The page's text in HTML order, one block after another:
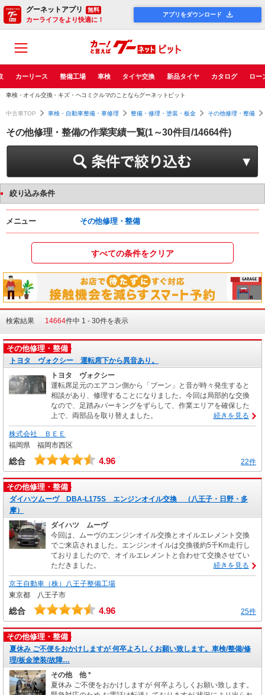
グーネットアプリ 無料
カーライフをより快適に！
アプリをダウンロード
カーリース 整備工場 車検 タイヤ交換 新品タイヤ カタログ ロー
車検・オイル交換・キズ・ヘコミクルマのことならグーネットピット
中古車TOP 車検・自動車整備・車修理 整備・修理・塗装・板金 その他修理・整備
その他修理・整備の作業実績一覧(1～30件目/14664件)
絞り込み条件
メニュー その他修理・整備
検索結果 14664件中 1 - 30件を表示
その他修理・整備
トヨタ ヴォクシー 運転席下から異音あり。
トヨタ ヴォクシー
運転席足元のエアコン側から「ブーン」と音が時々発生すると
相談があり、修理することになりました。今回は局部的な交換
なので、足踏みパーキングをずらして、作業エリアを確保した
上で、両部品を取り替えました。
続きを見る
株式会社 ＢＥＥ
福岡県 福岡市西区
総合 4.96 22件
その他修理・整備
ダイハツムーヴ DBA-L175S エンジンオイル交換 （八王子・日野・多
摩）
ダイハツ ムーヴ
今回は、ムーヴのエンジンオイル交換とオイルエレメント交換
でご来店されました。エンジンオイルは交換後約5千Km走行し
ておりましたので、オイルエレメントと合わせて交換させてい
ただきました。
続きを見る
京王自動車（株）八王子整備工場
東京都 八王子市
総合 4.96 25件
その他修理・整備
夏休み ご不便をおかけしますが 何卒よろしくお願い致します。車検/整備/修
理/板金塗装/故障…
その他 他 *
夏休み ご不便をおかけしますが 何卒よろしくお願い致します。